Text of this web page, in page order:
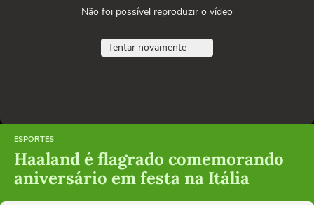
Não foi possível reproduzir o vídeo
Tentar novamente
ESPORTES
Haaland é flagrado comemorando
aniversário em festa na Itália